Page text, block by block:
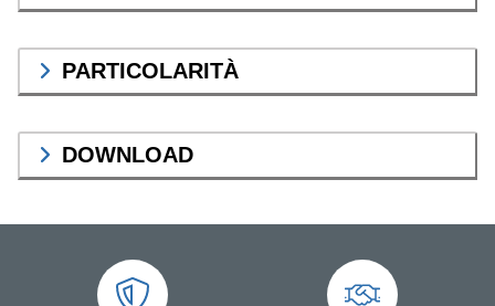
PARTICOLARITÀ
DOWNLOAD